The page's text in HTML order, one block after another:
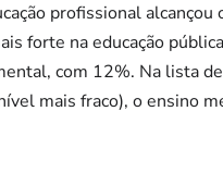
profissional
forte na educação
com 12%. Na lista
mais fraco), o ensino